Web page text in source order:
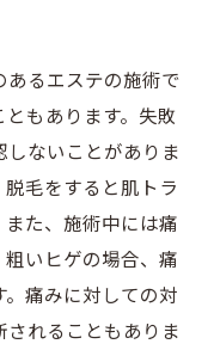
あるエステの施術で
もあります。失敗
ないことがありま
毛をすると肌トラ
た、施術中には痛
いヒゲの場合、痛
痛みに対しての対
れることもありま